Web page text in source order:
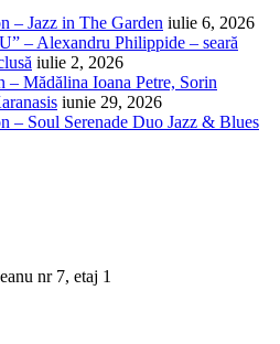
– Jazz in The Garden iulie 6, 2026
– Alexandru Philippide – seară
iulie 2, 2026
Mădălina Ioana Petre, Sorin
iunie 29, 2026
– Soul Serenade Duo Jazz & Blues
nr 7, etaj 1